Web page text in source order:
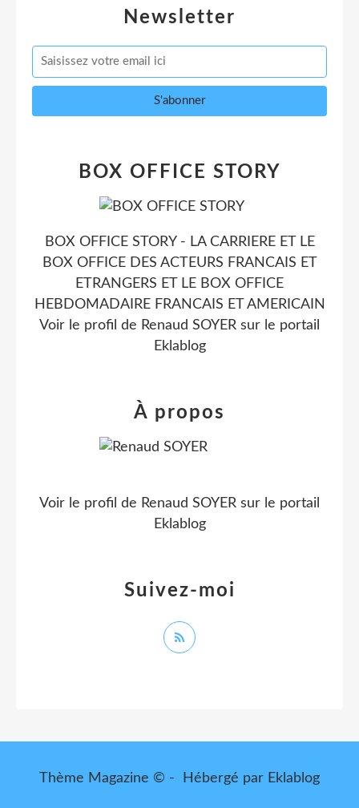
Newsletter
BOX OFFICE STORY
BOX OFFICE STORY - LA CARRIERE ET LE
BOX OFFICE DES ACTEURS FRANCAIS ET
ETRANGERS ET LE BOX OFFICE
HEBDOMADAIRE FRANCAIS ET AMERICAIN
Voir le profil de Renaud SOYER sur le portail
Eklablog
Suivez-moi
À propos
Voir le profil de Renaud SOYER sur le portail
Eklablog
Thème Magazine © - Hébergé par Eklablog